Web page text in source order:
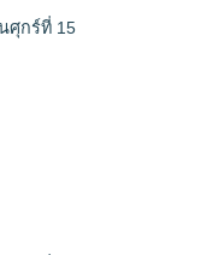
ศุกร์ที่ 15